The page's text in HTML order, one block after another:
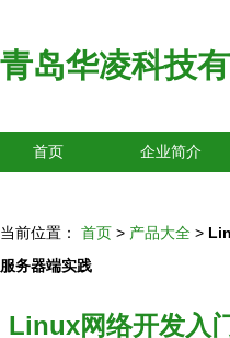
青岛华凌科技
首页 企业简介
当前位置： 首页 > 产品大全 >
服务器端实践
Linux网络开发入